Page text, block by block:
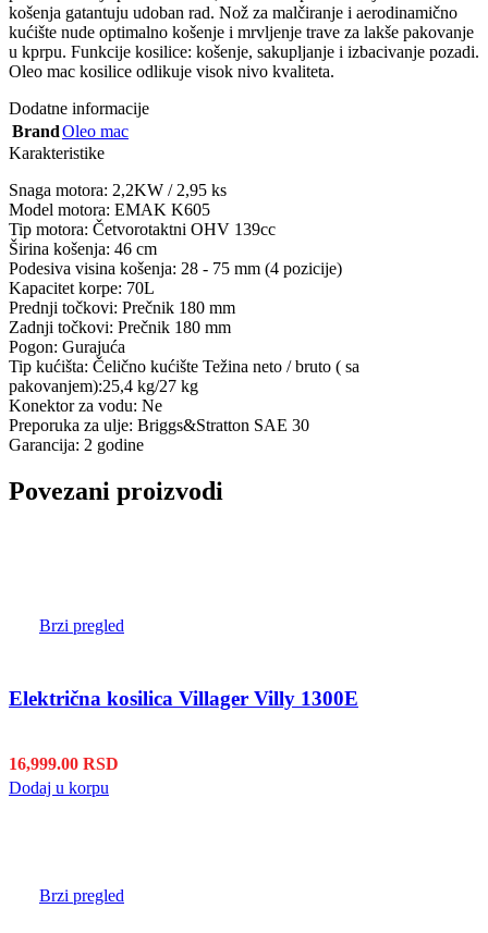
košenja gatantuju udoban rad. Nož za malčiranje i aerodinamično
kućište nude optimalno košenje i mrvljenje trave za lakše pakovanje
u kprpu. Funkcije kosilice: košenje, sakupljanje i izbacivanje pozadi.
Oleo mac kosilice odlikuje visok nivo kvaliteta.
Dodatne informacije
BrandOleo mac
Karakteristike
Snaga motora: 2,2KW / 2,95 ks
Model motora: EMAK K605
Tip motora: Četvorotaktni OHV 139cc
Širina košenja: 46 cm
Podesiva visina košenja: 28 - 75 mm (4 pozicije)
Kapacitet korpe: 70L
Prednji točkovi: Prečnik 180 mm
Zadnji točkovi: Prečnik 180 mm
Pogon: Gurajuća
Tip kućišta: Čelično kućište Težina neto / bruto ( sa
pakovanjem):25,4 kg/27 kg
Konektor za vodu: Ne
Preporuka za ulje: Briggs&Stratton SAE 30
Garancija: 2 godine
Povezani proizvodi
Brzi pregled
Električna kosilica Villager Villy 1300E
16,999.00 RSD
Dodaj u korpu
Brzi pregled